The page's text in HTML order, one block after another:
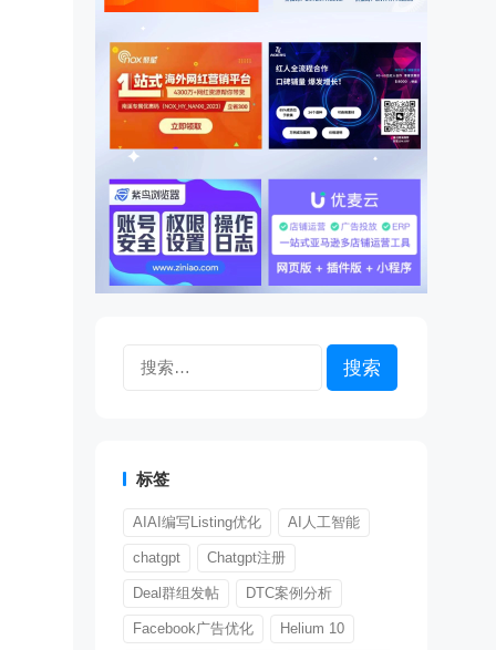
标签
AIAI编写Listing优化 AI人工智能
chatgpt Chatgpt注册
Deal群组发帖 DTC案例分析
Facebook广告优化 Helium 10